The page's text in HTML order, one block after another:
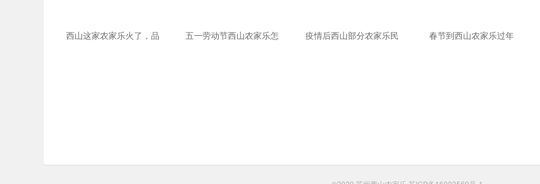
西山这家农家乐火了，品 五一劳动节西山农家乐怎 疫情后西山部分农家乐民 春节到西山农家乐过年